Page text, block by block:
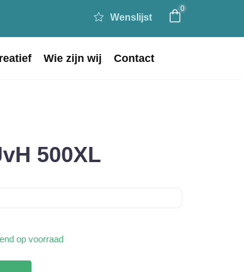
Wenslijst
0
Wie zijn wij Contact
500XL
op voorraad